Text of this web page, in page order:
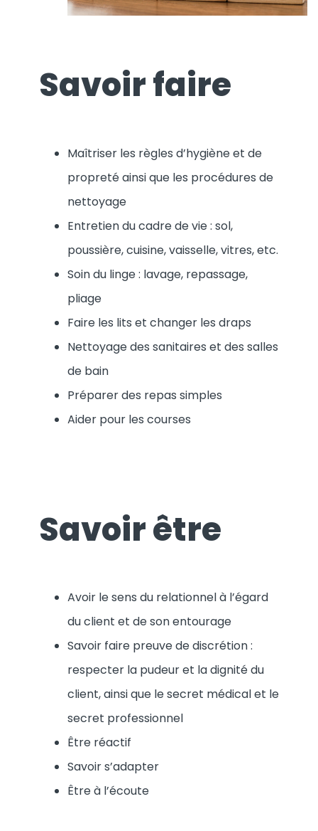
Savoir faire
Maîtriser les règles d’hygiène et de
propreté ainsi que les procédures de
nettoyage
Entretien du cadre de vie : sol,
poussière, cuisine, vaisselle, vitres, etc.
Soin du linge : lavage, repassage,
pliage
Faire les lits et changer les draps
Nettoyage des sanitaires et des salles
de bain
Préparer des repas simples
Aider pour les courses
Savoir être
Avoir le sens du relationnel à l’égard
du client et de son entourage
Savoir faire preuve de discrétion :
respecter la pudeur et la dignité du
client, ainsi que le secret médical et le
secret professionnel
Être réactif
Savoir s’adapter
Être à l’écoute